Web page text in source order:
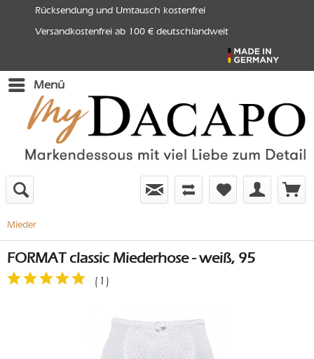
Rücksendung und Umtausch kostenfrei
Versandkostenfrei ab 100 € deutschlandweit
Menü
Mieder
FORMAT classic Miederhose - weiß, 95
( 1 )